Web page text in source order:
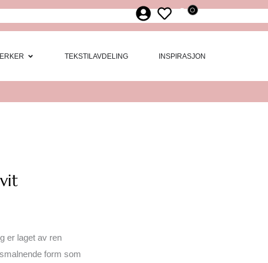
0
Møbler
Open Merker
TEKSTILAVDELING INSPIRASJON
er laget av ren
form som